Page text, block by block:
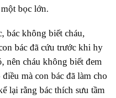
bọc lớn.
bác không biết cháu,
bác đã cứu trước khi hy
nên cháu không biết đem
mà con bác đã làm cho
lại rằng bác thích sưu tầm